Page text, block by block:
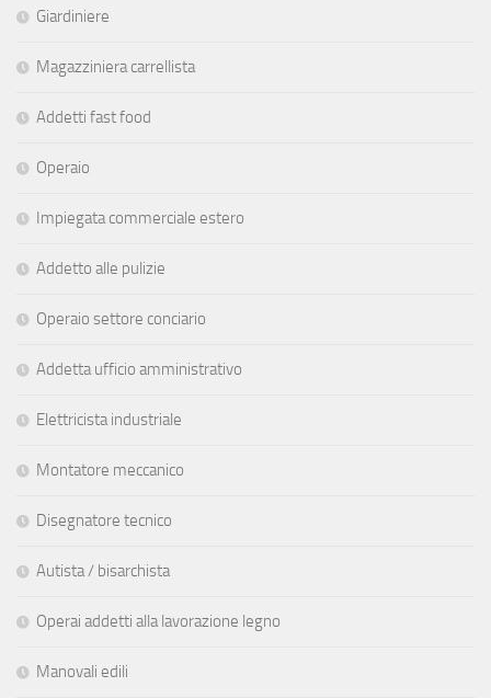
Giardiniere
Magazziniera carrellista
Addetti fast food
Operaio
Impiegata commerciale estero
Addetto alle pulizie
Operaio settore conciario
Addetta ufficio amministrativo
Elettricista industriale
Montatore meccanico
Disegnatore tecnico
Autista / bisarchista
Operai addetti alla lavorazione legno
Manovali edili